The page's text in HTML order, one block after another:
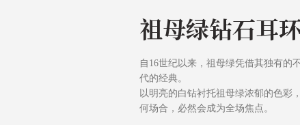
祖母绿钻石耳
自16世纪以来，祖母绿凭借其独有的
代的经典。
以明亮的白钻衬托祖母绿浓郁的色彩
何场合，必然会成为全场焦点。